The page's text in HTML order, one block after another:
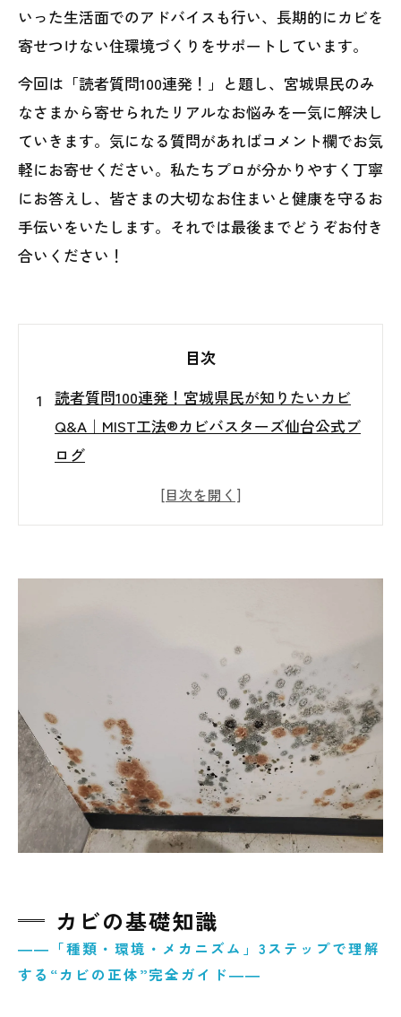
いった生活面でのアドバイスも行い、長期的にカビを
寄せつけない住環境づくりをサポートしています。
今回は「読者質問100連発！」と題し、宮城県民のみ
なさまから寄せられたリアルなお悩みを一気に解決し
ていきます。気になる質問があればコメント欄でお気
軽にお寄せください。私たちプロが分かりやすく丁寧
にお答えし、皆さまの大切なお住まいと健康を守るお
手伝いをいたします。それでは最後までどうぞお付き
合いください！
目次
読者質問100連発！宮城県民が知りたいカビ
Q&A｜MIST工法®カビバスターズ仙台公式ブ
ログ
部屋・場所別トラブル
施工フロー＆費用
防カビ・再発予防術
よくあるご相談とQA総集編
カビの基礎知識
――「種類・環境・メカニズム」3ステップで理解
する“カビの正体”完全ガイド――